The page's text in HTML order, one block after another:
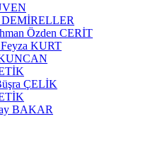
DEMİRELLER
Özden CERİT
KURT
KUNCAN
ÇELİK
BAKAR